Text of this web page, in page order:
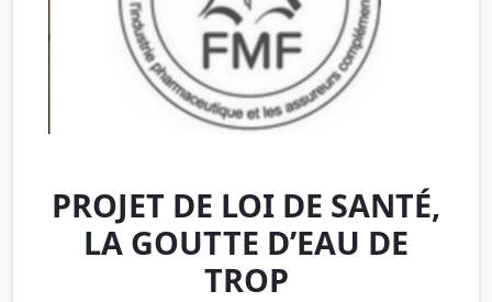
PROJET DE LOI DE SANTÉ,
LA GOUTTE D’EAU DE
TROP